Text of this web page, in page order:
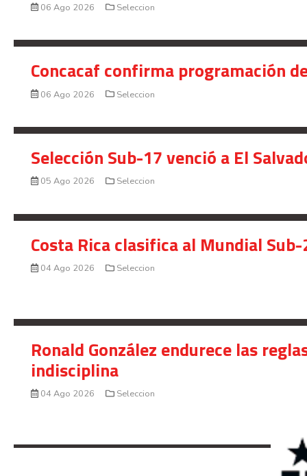
06 Ago 2026 Seleccion
Concacaf confirma programación
06 Ago 2026 Seleccion
Selección Sub-17 venció a El
05 Ago 2026 Seleccion
Costa Rica clasifica al Mundial
04 Ago 2026 Seleccion
Ronald González endurece las
indisciplina
04 Ago 2026 Seleccion